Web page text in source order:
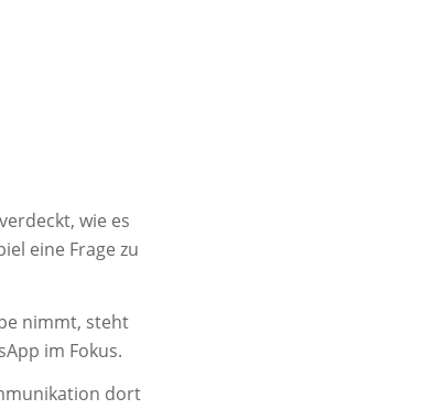
wie es
eine Frage zu
nimmt, steht
im Fokus.
dort